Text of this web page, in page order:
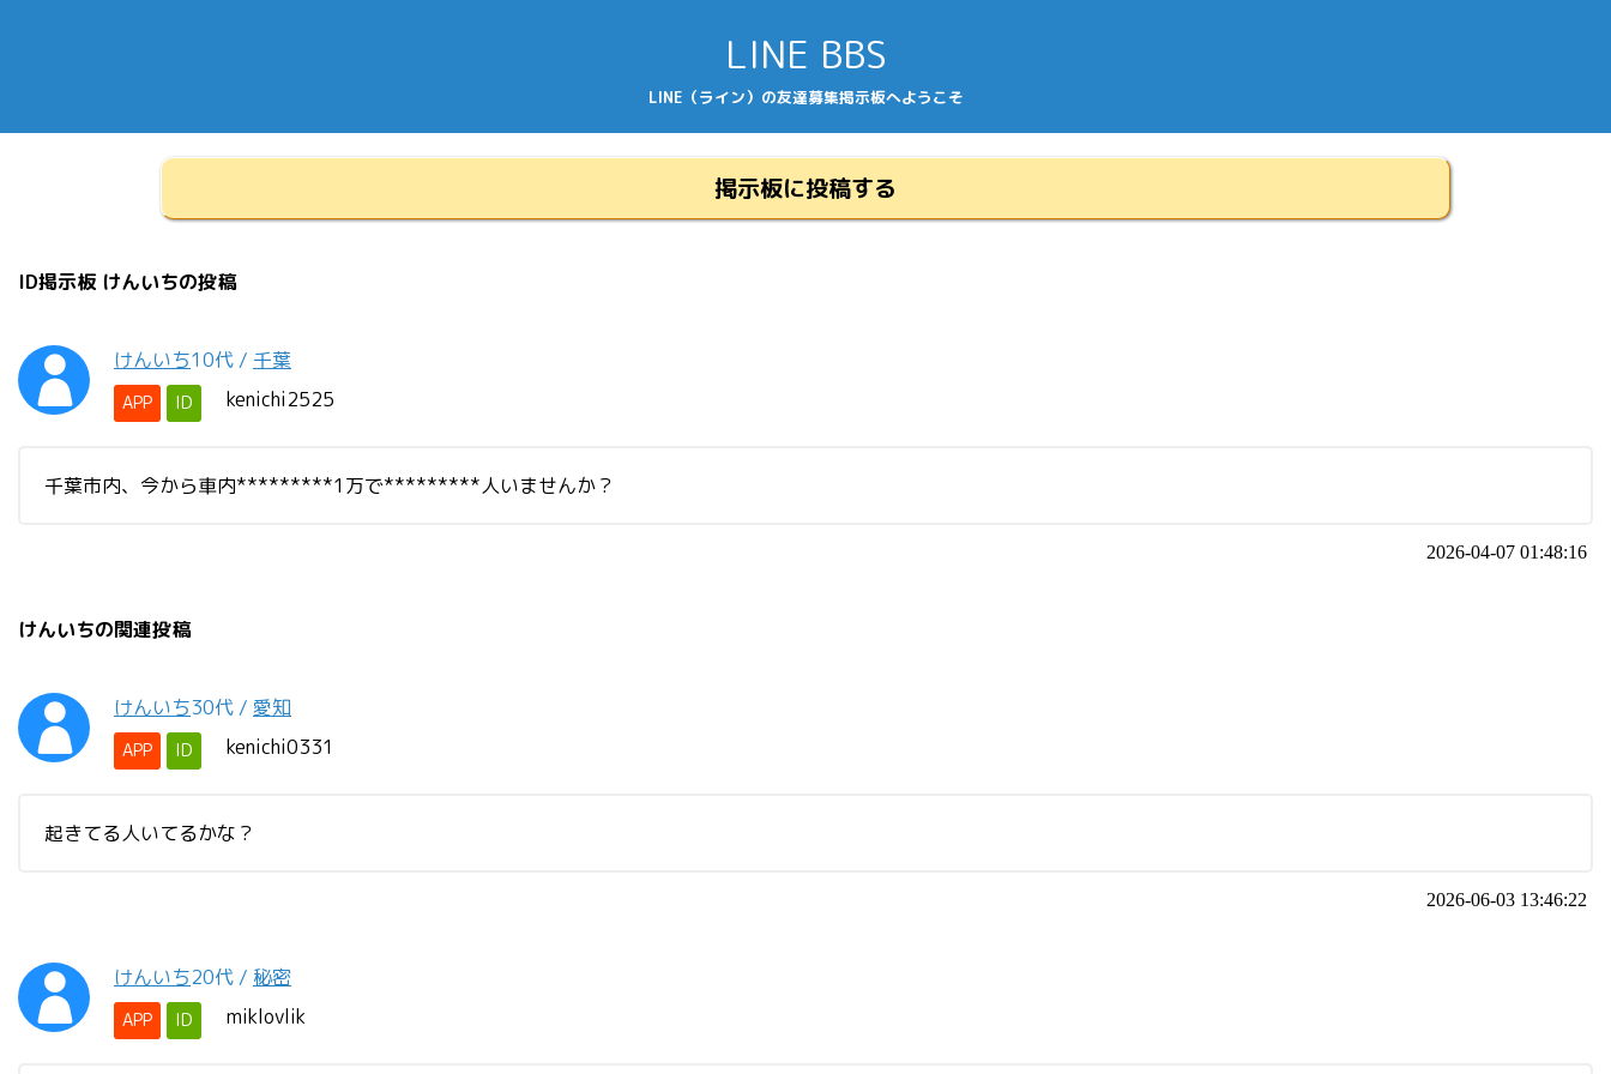
LINE BBS
LINE（ライン）の友達募集掲示板へようこそ
掲示板に投稿する
ID掲示板 けんいちの投稿
けんいち10代 / 千葉
APP ID kenichi2525
千葉市内、今から車内*********1万で*********人いませんか？
2026-04-07 01:48:16
けんいちの関連投稿
けんいち30代 / 愛知
APP ID kenichi0331
起きてる人いてるかな？
2026-06-03 13:46:22
けんいち20代 / 秘密
APP ID miklovlik